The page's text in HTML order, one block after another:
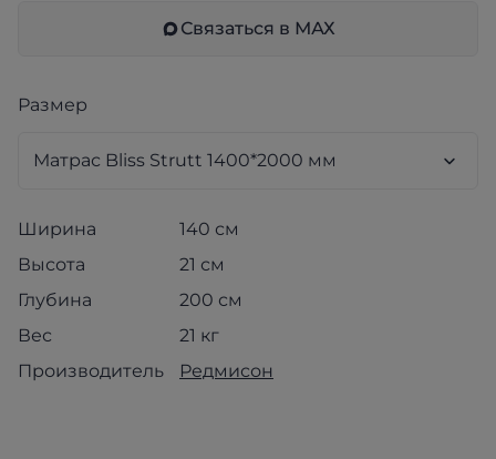
Связаться в МАХ
Размер
Ширина
140 см
Высота
21 см
Глубина
200 см
Вес
21 кг
Производитель
Редмисон